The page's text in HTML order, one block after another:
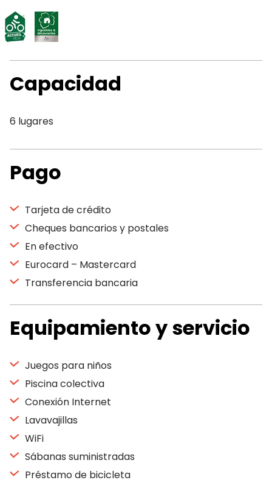
Capacidad
6 lugares
Pago
Tarjeta de crédito
Cheques bancarios y postales
En efectivo
Eurocard – Mastercard
Transferencia bancaria
Equipamiento y servicio
Juegos para niños
Piscina colectiva
Conexión Internet
Lavavajillas
WiFi
Sábanas suministradas
Préstamo de bicicleta